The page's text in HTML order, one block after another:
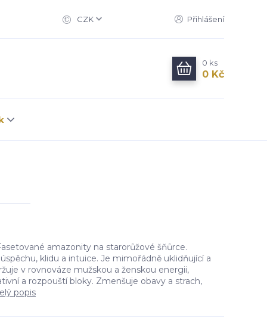
CZK Přihlášení
0 ks
0 Kč
amazonity na starorůžové šňůrce.
klidu a intuice. Je mimořádně uklidňující a
v rovnováze mužskou a ženskou energii,
a rozpouští bloky. Zmenšuje obavy a strach,
popis